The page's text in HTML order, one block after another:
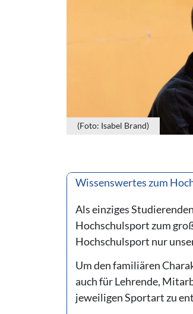
(Foto: Isabel Brand)
Wissenswertes zum
Als einziges
Hochschulsport zum
Hochschulsport nur
Um den familiären
auch für Lehrende,
jeweiligen Sportart zu